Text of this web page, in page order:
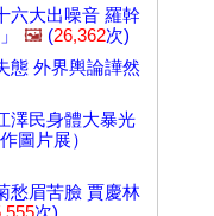
六大出噪音 羅幹
🖼️ (26,362次)
態 外界輿論譁然
澤民身體大暴光
圖片展）
愁眉苦臉 賈慶林
次)